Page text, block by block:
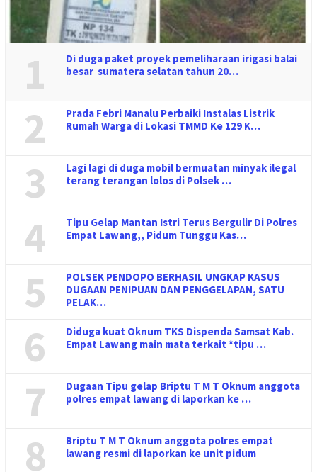
1
Di duga paket proyek pemeliharaan irigasi balai
besar sumatera selatan tahun 20…
2
Prada Febri Manalu Perbaiki Instalas Listrik
Rumah Warga di Lokasi TMMD Ke 129 K…
3
Lagi lagi di duga mobil bermuatan minyak ilegal
terang terangan lolos di Polsek …
4
Tipu Gelap Mantan Istri Terus Bergulir Di Polres
Empat Lawang,, Pidum Tunggu Kas…
5
POLSEK PENDOPO BERHASIL UNGKAP KASUS
DUGAAN PENIPUAN DAN PENGGELAPAN, SATU
PELAK…
6
Diduga kuat Oknum TKS Dispenda Samsat Kab.
Empat Lawang main mata terkait *tipu …
7
Dugaan Tipu gelap Briptu T M T Oknum anggota
polres empat lawang di laporkan ke …
8
Briptu T M T Oknum anggota polres empat
lawang resmi di laporkan ke unit pidum